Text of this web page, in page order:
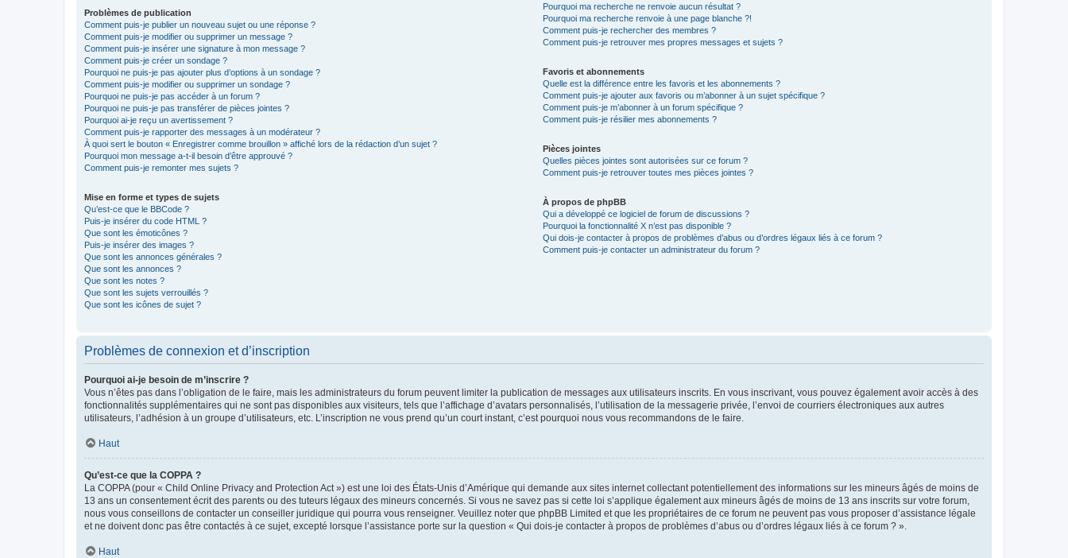
Problèmes de publication
Comment puis-je publier un nouveau sujet ou une réponse ?
Comment puis-je modifier ou supprimer un message ?
Comment puis-je insérer une signature à mon message ?
Comment puis-je créer un sondage ?
Pourquoi ne puis-je pas ajouter plus d’options à un sondage ?
Comment puis-je modifier ou supprimer un sondage ?
Pourquoi ne puis-je pas accéder à un forum ?
Pourquoi ne puis-je pas transférer de pièces jointes ?
Pourquoi ai-je reçu un avertissement ?
Comment puis-je rapporter des messages à un modérateur ?
À quoi sert le bouton « Enregistrer comme brouillon » affiché lors de la rédaction d’un sujet ?
Pourquoi mon message a-t-il besoin d’être approuvé ?
Comment puis-je remonter mes sujets ?
Mise en forme et types de sujets
Qu’est-ce que le BBCode ?
Puis-je insérer du code HTML ?
Que sont les émoticônes ?
Puis-je insérer des images ?
Que sont les annonces générales ?
Que sont les annonces ?
Que sont les notes ?
Que sont les sujets verrouillés ?
Que sont les icônes de sujet ?
Pourquoi ma recherche ne renvoie aucun résultat ?
Pourquoi ma recherche renvoie à une page blanche ?!
Comment puis-je rechercher des membres ?
Comment puis-je retrouver mes propres messages et sujets ?
Favoris et abonnements
Quelle est la différence entre les favoris et les abonnements ?
Comment puis-je ajouter aux favoris ou m’abonner à un sujet spécifique ?
Comment puis-je m’abonner à un forum spécifique ?
Comment puis-je résilier mes abonnements ?
Pièces jointes
Quelles pièces jointes sont autorisées sur ce forum ?
Comment puis-je retrouver toutes mes pièces jointes ?
À propos de phpBB
Qui a développé ce logiciel de forum de discussions ?
Pourquoi la fonctionnalité X n’est pas disponible ?
Qui dois-je contacter à propos de problèmes d’abus ou d’ordres légaux liés à ce forum ?
Comment puis-je contacter un administrateur du forum ?
Problèmes de connexion et d’inscription
Pourquoi ai-je besoin de m’inscrire ?
Vous n’êtes pas dans l’obligation de le faire, mais les administrateurs du forum peuvent limiter la publication de messages aux utilisateurs inscrits. En vous inscrivant, vous pouvez également avoir accès à des
fonctionnalités supplémentaires qui ne sont pas disponibles aux visiteurs, tels que l’affichage d’avatars personnalisés, l’utilisation de la messagerie privée, l’envoi de courriers électroniques aux autres
utilisateurs, l’adhésion à un groupe d’utilisateurs, etc. L’inscription ne vous prend qu’un court instant, c’est pourquoi nous vous recommandons de le faire.
Haut
Qu’est-ce que la COPPA ?
La COPPA (pour « Child Online Privacy and Protection Act ») est une loi des États-Unis d’Amérique qui demande aux sites internet collectant potentiellement des informations sur les mineurs âgés de moins de
13 ans un consentement écrit des parents ou des tuteurs légaux des mineurs concernés. Si vous ne savez pas si cette loi s’applique également aux mineurs âgés de moins de 13 ans inscrits sur votre forum,
nous vous conseillons de contacter un conseiller juridique qui pourra vous renseigner. Veuillez noter que phpBB Limited et que les propriétaires de ce forum ne peuvent pas vous proposer d’assistance légale
et ne doivent donc pas être contactés à ce sujet, excepté lorsque l’assistance porte sur la question « Qui dois-je contacter à propos de problèmes d’abus ou d’ordres légaux liés à ce forum ? ».
Haut